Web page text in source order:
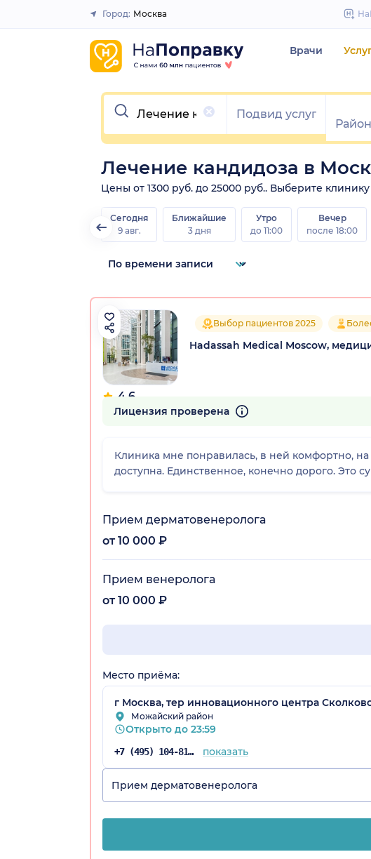
Закрыть
Город: Москва
Врачи
Очистить
Лечение кандидоза в
Цены от 1300 руб. до 25000 руб.. Выберите
Сегодня
9 авг.
Ближайшие
3 дня
Утро
до 11:00
Вечер
после 18:00
4.6
176 отзывов
Выбор пациентов 2025
Hadassah Medical Moscow,
Лицензия проверена
Клиника мне понравилась, в ней комфортно,
доступна. Единственное, конечно дорого.
Прием дерматовенеролога
от 10 000 ₽
Прием венеролога
от 10 000 ₽
Место приёма:
г Москва, тер инновационного центра
Можайский район
Открыто до 23:59
+7 (495) 104-81-22 показать
Прием дерматовенеролога